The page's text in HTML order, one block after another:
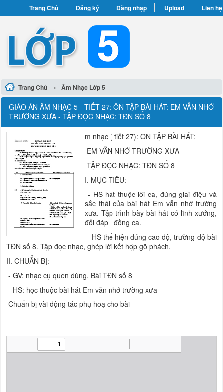
Trang Chủ Đăng ký Đăng nhập Upload Liên hệ
Trang Chủ › Âm Nhạc Lớp 5
GIÁO ÁN ÂM NHẠC 5 - TIẾT 27: ÔN TẬP BÀI HÁT: EM VẪN NHỚ
TRƯỜNG XƯA - TẬP ĐỌC NHẠC: TĐN SỐ 8
m nhạc ( tiết 27): ÔN TẬP BÀI HÁT:
EM VẪN NHỚ TRƯỜNG XƯA
TẬP ĐỌC NHẠC: TĐN SỐ 8
I. MỤC TIÊU:
- HS hát thuộc lời ca, đúng giai điệu và
sắc thái của bài hát Em vẫn nhớ trường
xưa. Tập trình bày bài hát có lĩnh xướng,
đối đáp , đồng ca.
- HS thể hiện đúng cao độ, trường độ bài
TĐN số 8. Tập đọc nhạc, ghép lời kết hợp gõ phách.
II. CHUẨN BỊ:
- GV: nhạc cụ quen dùng, Bài TĐN số 8
- HS: học thuộc bài hát Em vẫn nhớ trường xưa
Chuẩn bị vài động tác phụ hoạ cho bài